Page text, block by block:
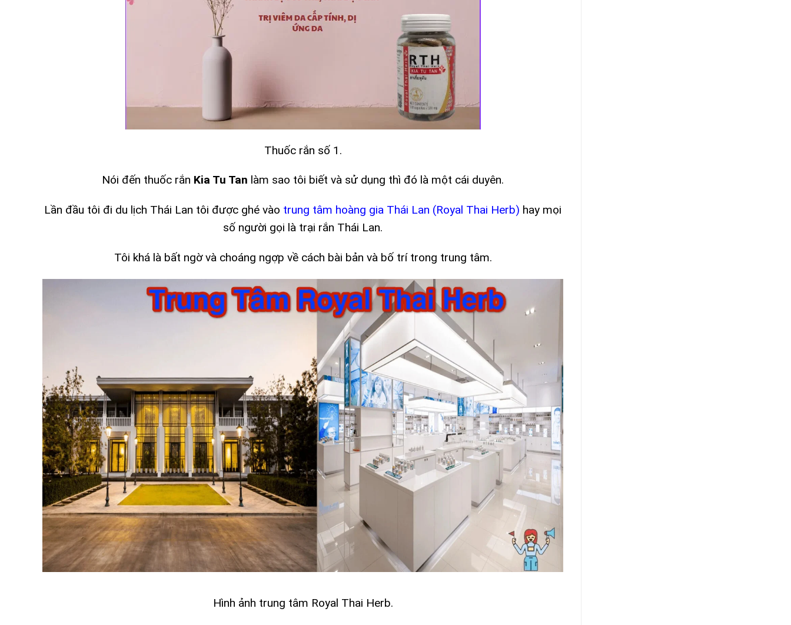
Thuốc rắn số 1.
Nói đến thuốc rắn Kia Tu Tan làm sao tôi biết và sử dụng thì đó là một cái duyên.
Lần đầu tôi đi du lịch Thái Lan tôi được ghé vào trung tâm hoàng gia Thái Lan (Royal Thai Herb) hay mọi
số người gọi là trại rắn Thái Lan.
Tôi khá là bất ngờ và choáng ngợp về cách bài bản và bố trí trong trung tâm.
Hình ảnh trung tâm Royal Thai Herb.